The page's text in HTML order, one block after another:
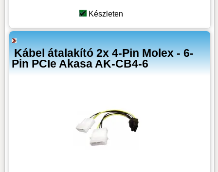
Készleten
Kábel átalakító 2x 4-Pin Molex - 6-
Pin PCIe Akasa AK-CB4-6